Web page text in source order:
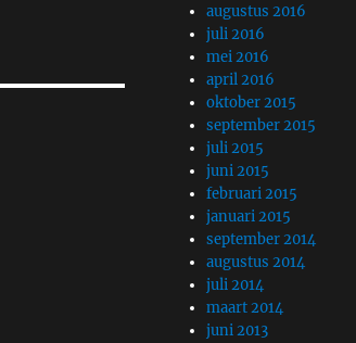
augustus 2016
juli 2016
mei 2016
april 2016
oktober 2015
september 2015
juli 2015
juni 2015
februari 2015
januari 2015
september 2014
augustus 2014
juli 2014
maart 2014
juni 2013